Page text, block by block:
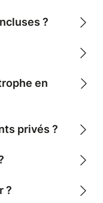
?
en
privés ?
?